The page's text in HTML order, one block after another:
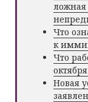
Что
к
Что
Новая